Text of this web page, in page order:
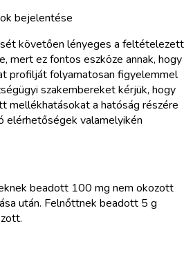
bejelentése
követően lényeges a feltételezett
mert ez fontos eszköze annak, hogy
profilját folyamatosan figyelemmel
szakembereket kérjük, hogy
mellékhatásokat a hatóság részére
elérhetőségek valamelyikén
beadott 100 mg nem okozott
után. Felnőttnek beadott 5 g